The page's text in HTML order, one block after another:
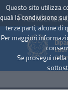
Presidenza
Questo sito utilizza
quali la condivisione
terze parti, alcune di
Per maggiori
Se prosegui